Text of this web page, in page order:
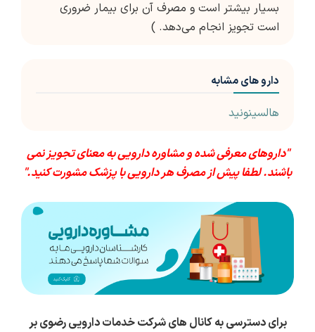
بسیار بیشتر است و مصرف آن برای بیمار ضروری
است تجویز انجام می‌دهد. )
دارو های مشابه
هالسینونید
"داروهای معرفی شده و مشاوره دارویی به معنای تجویز نمی
باشند. لطفا پیش از مصرف هر دارویی با پزشک مشورت کنید."
برای دسترسی به کانال های شرکت خدمات دارویی رضوی بر